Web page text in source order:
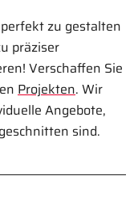
zu gestalten
präziser
Verschaffen Sie
Projekten. Wir
Angebote,
sind.